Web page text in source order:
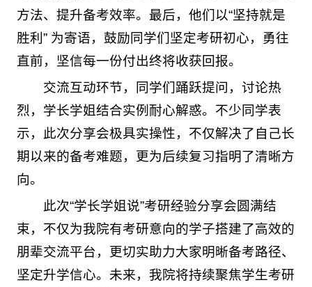
方法、提升备考效率。最后，他们以“坚持就是
胜利” 为寄语，鼓励同学们坚定考研初心，勇往
直前，坚信每一份付出终将收获回报。
交流互动环节，同学们踊跃提问，讨论热
烈，学长学姐结合实例耐心解惑。不少同学表
示，此次分享会极具实操性，不仅解决了自己长
期以来的备考难题，更为后续复习指明了清晰方
向。
此次“学长学姐说”考研经验分享会圆满结
束，不仅为我院有考研意向的学子搭建了高效的
朋辈交流平台，更切实助力大家明晰备考路径、
坚定升学信心。未来，我院将持续聚焦学生考研